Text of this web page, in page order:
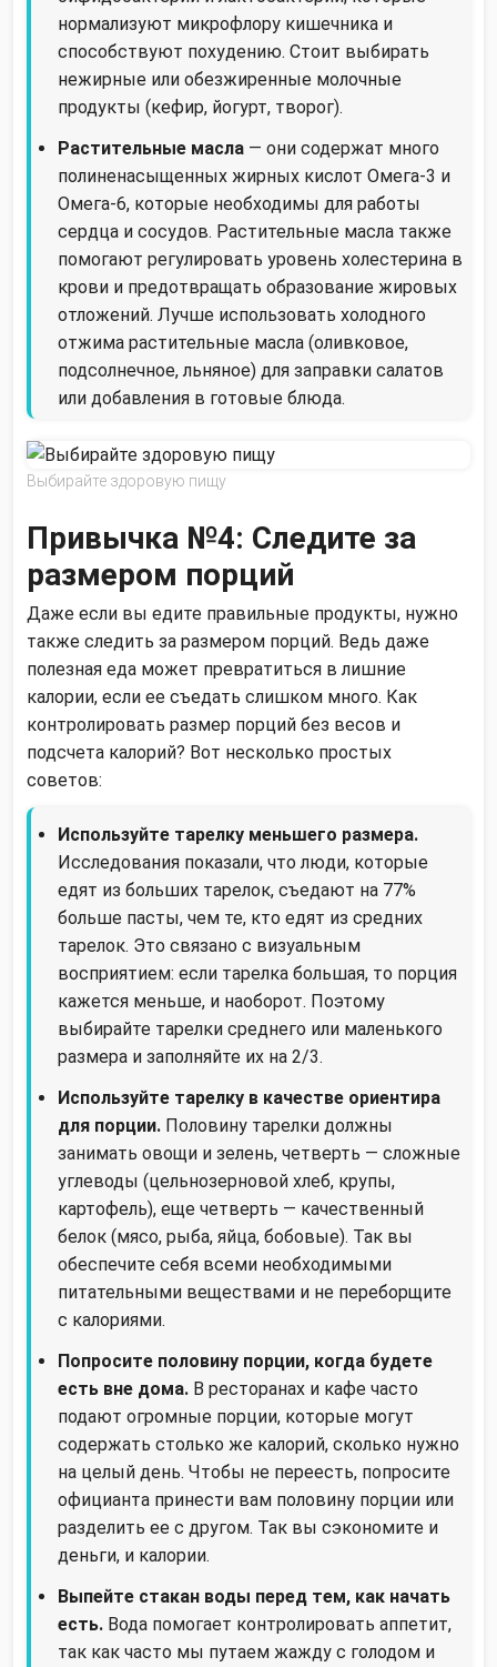
нормализуют микрофлору кишечника и
способствуют похудению. Стоит выбирать
нежирные или обезжиренные молочные
продукты (кефир, йогурт, творог).
Растительные масла — они содержат много
полиненасыщенных жирных кислот Омега-3 и
Омега-6, которые необходимы для работы
сердца и сосудов. Растительные масла также
помогают регулировать уровень холестерина в
крови и предотвращать образование жировых
отложений. Лучше использовать холодного
отжима растительные масла (оливковое,
подсолнечное, льняное) для заправки салатов
или добавления в готовые блюда.
Выбирайте здоровую пищу
Привычка №4: Следите за
размером порций
Даже если вы едите правильные продукты, нужно
также следить за размером порций. Ведь даже
полезная еда может превратиться в лишние
калории, если ее съедать слишком много. Как
контролировать размер порций без весов и
подсчета калорий? Вот несколько простых
советов:
Используйте тарелку меньшего размера.
Исследования показали, что люди, которые
едят из больших тарелок, съедают на 77%
больше пасты, чем те, кто едят из средних
тарелок. Это связано с визуальным
восприятием: если тарелка большая, то порция
кажется меньше, и наоборот. Поэтому
выбирайте тарелки среднего или маленького
размера и заполняйте их на 2/3.
Используйте тарелку в качестве ориентира
для порции. Половину тарелки должны
занимать овощи и зелень, четверть — сложные
углеводы (цельнозерновой хлеб, крупы,
картофель), еще четверть — качественный
белок (мясо, рыба, яйца, бобовые). Так вы
обеспечите себя всеми необходимыми
питательными веществами и не переборщите
с калориями.
Попросите половину порции, когда будете
есть вне дома. В ресторанах и кафе часто
подают огромные порции, которые могут
содержать столько же калорий, сколько нужно
на целый день. Чтобы не переесть, попросите
официанта принести вам половину порции или
разделить ее с другом. Так вы сэкономите и
деньги, и калории.
Выпейте стакан воды перед тем, как начать
есть. Вода помогает контролировать аппетит,
так как часто мы путаем жажду с голодом и